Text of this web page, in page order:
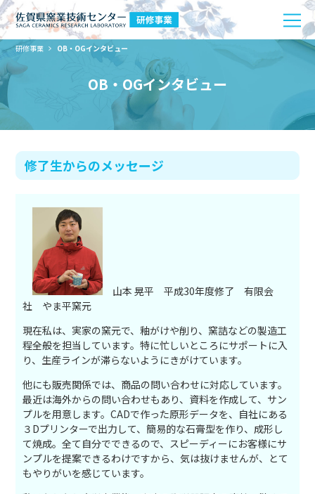
研修事業 OB・OGインタビュー
OB・OGインタビュー
修了生からのメッセージ
山本 晃平平成30年度修了 有限会
社 やま平窯元
現在私は、実家の窯元で、釉がけや削り、窯詰などの製造工
程全般を担当しています。特に忙しいところにサポートに入
り、生産ラインが滞らないようにきがけています。
他にも販売関係では、商品の問い合わせに対応しています。
最近は海外からの問い合わせもあり、資料を作成して、サン
プルを用意します。CADで作った原形データを、自社にある
３Dプリンターで出力して、簡易的な石膏型を作り、成形し
て焼成。全て自分でできるので、スピーディーにお客様にサ
ンプルを提案できるわけですから、気は抜けませんが、とて
もやりがいを感じています。